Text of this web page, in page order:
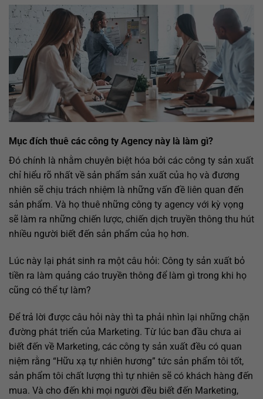
Mục đích thuê các công ty Agency này là làm gì?
Đó chính là nhằm chuyên biệt hóa bởi các công ty sản xuất
chỉ hiểu rõ nhất về sản phẩm sản xuất của họ và đương
nhiên sẽ chịu trách nhiệm là những vấn đề liên quan đến
sản phẩm. Và họ thuê những công ty agency với kỳ vọng
sẽ làm ra những chiến lược, chiến dịch truyền thông thu hút
nhiều người biết đến sản phẩm của họ hơn.
Lúc này lại phát sinh ra một câu hỏi: Công ty sản xuất bỏ
tiền ra làm quảng cáo truyền thông để làm gì trong khi họ
cũng có thể tự làm?
Để trả lời được câu hỏi này thì ta phải nhìn lại những chặn
đường phát triển của Marketing. Từ lúc ban đầu chưa ai
biết đến về Marketing, các công ty sản xuất đều có quan
niệm rằng “Hữu xạ tự nhiên hương” tức sản phẩm tôi tốt,
sản phẩm tôi chất lượng thì tự nhiên sẽ có khách hàng đến
mua. Và cho đến khi mọi người đều biết đến Marketing,